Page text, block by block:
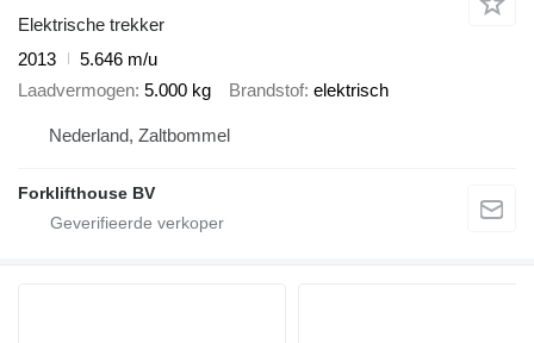
Elektrische trekker
2013
5.646 m/u
Laadvermogen 5.000 kg Brandstof elektrisch
Nederland, Zaltbommel
Forklifthouse BV